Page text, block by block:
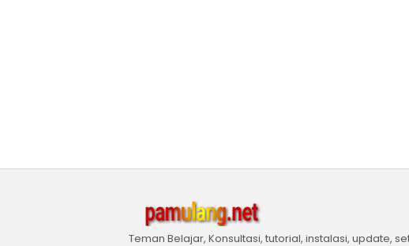
Teman Belajar, Konsultasi, tutorial, instalasi, update,